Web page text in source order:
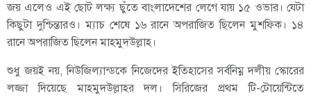
জয় এলেও এই ছোট লক্ষ্য ছুঁতে বাংলাদেশের লেগে যায় ১৫ ওভার। যেটা
কিছুটা দুশ্চিন্তারও। ম্যাচ শেষে ১৬ রানে অপরাজিত ছিলেন মুশফিক। ১৪
রানে অপরাজিত ছিলেন মাহমুদউল্লাহ।
শুধু জয়ই নয়, নিউজিল্যান্ডকে নিজেদের ইতিহাসের সর্বনিম্ন দলীয় স্কোরের
লজ্জা দিয়েছে মাহমুদউল্লাহর দল। সিরিজের প্রথম টি-টোয়েন্টিতে